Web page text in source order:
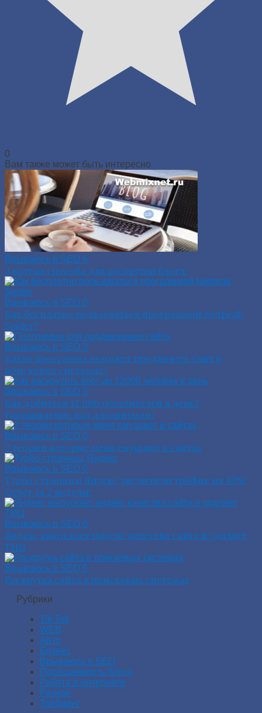
0
Вам также может быть интересно
Врываюсь в SEO 6
3 крутых способа для раскрутки блога!
Врываюсь в SEO 0
Как бесплатно пользоваться программой Netpeak
Spider?
Врываюсь в SEO 3
Какая программа поможет продвинуть сайт в
поисковых системах?
Врываюсь в SEO 3
Как добиться 12 000 посетителей в день?
Размышление над алгоритмом!
Врываюсь в SEO 0
2 теории которые меня смущают в сайтах
Врываюсь в SEO 0
Турбо страницы Яндекс увеличили трафик на 45%!
Отчет за 2 недели!
Врываюсь в SEO 0
Яндекс выпускает индекс качества сайта и удаляет
ТИЦ
Врываюсь в SEO 0
Раскрутка сайта в поисковых системах
Рубрики
Tik Tok
WEB
Авто
Бизнес
Врываюсь в SEO
Посещаемость блога
Работа в интернете
Разное
Трейдинг